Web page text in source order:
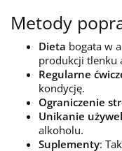
Metody
Dieta bogata w
produkcji tlenku
Regularne
kondycję.
Ograniczenie
Unikanie
alkoholu.
Suplementy: